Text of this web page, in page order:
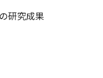
研究成果